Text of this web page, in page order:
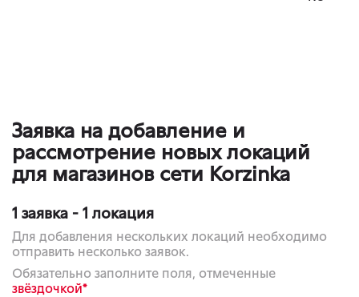
Заявка на добавление и
рассмотрение новых локаций
для магазинов сети Korzinka
1 заявка - 1 локация
Для добавления нескольких локаций необходимо
отправить несколько заявок.
Обязательно заполните поля, отмеченные
звёздочкой*